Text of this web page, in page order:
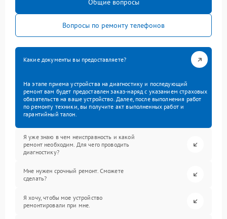
Общие вопросы
Вопросы по ремонту телефонов
Какие документы вы предоставляете?
На этапе приема устройства на диагностику и последующий
ремонт вам будет предоставлен заказ-наряд с указанием страховых
обязательств на ваше устройство. Далее, после выполнения работ
по ремонту техники, вы получите акт выполненных работ и
гарантийный талон.
Я уже знаю в чем неисправность и какой
ремонт необходим. Для чего проводить
диагностику?
Мне нужен срочный ремонт. Сможете
сделать?
Я хочу, чтобы мое устройство
ремонтировали при мне.